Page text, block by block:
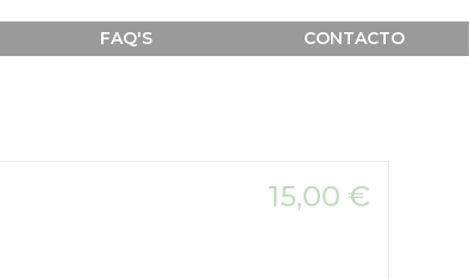
FAQ'S CONTACTO
15,00 €